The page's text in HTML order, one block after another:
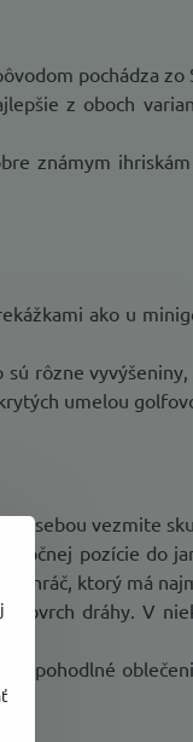
pochádza zo
z oboch
známym
ako u
rôzne
umelou
sebou vezmite
pozície do
hráč, ktorý má
dráhy. V
pohodlné